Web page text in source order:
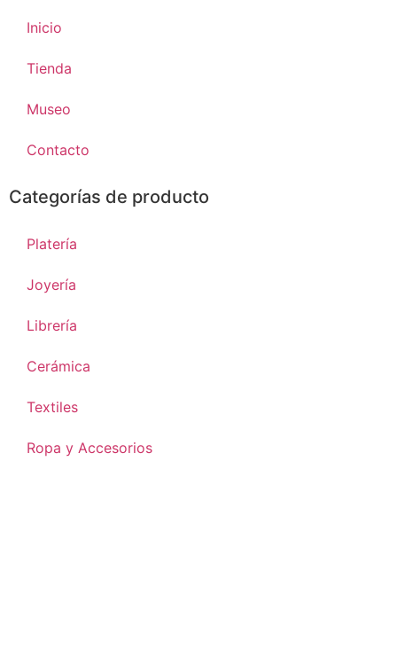
Inicio
Tienda
Museo
Contacto
Categorías de producto
Platería
Joyería
Librería
Cerámica
Textiles
Ropa y Accesorios